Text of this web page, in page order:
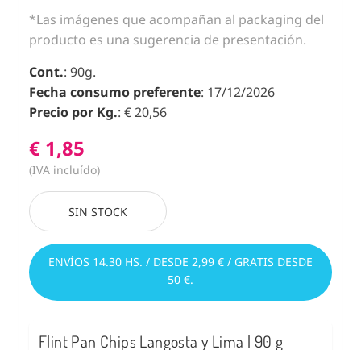
*Las imágenes que acompañan al packaging del
producto es una sugerencia de presentación.
Cont.: 90g.
Fecha consumo preferente: 17/12/2026
Precio por Kg.: € 20,56
€ 1,85
(IVA incluído)
SIN STOCK
ENVÍOS 14.30 HS. / DESDE 2,99 € / GRATIS DESDE
50 €.
Flint Pan Chips Langosta y Lima | 90 g